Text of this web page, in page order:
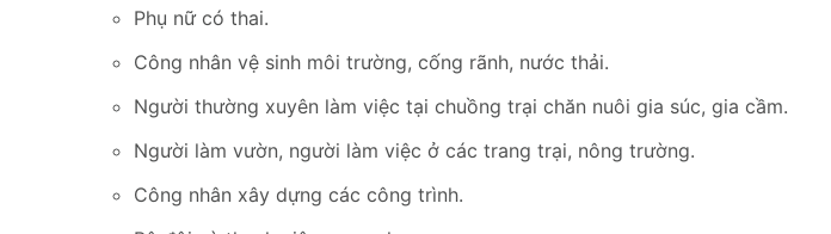
Phụ nữ có thai.
Công nhân vệ sinh môi trường, cống rãnh, nước thải.
Người thường xuyên làm việc tại chuồng trại chăn nuôi gia súc, gia cầm.
Người làm vườn, người làm việc ở các trang trại, nông trường.
Công nhân xây dựng các công trình.